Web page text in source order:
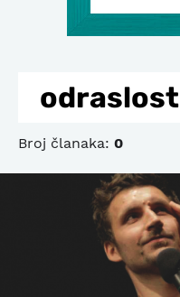
odraslost
Broj članaka: 0